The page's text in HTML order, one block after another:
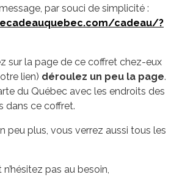
par souci de simplicité :
cadeau/?
sur la page de ce coffret chez-eux
lien) déroulez un peu la page.
du Québec avec les endroits des
dans ce coffret.
peu plus, vous verrez aussi tous les
pas au besoin,